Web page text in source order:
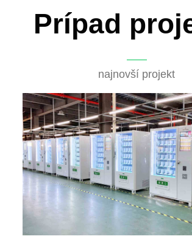
Prípad
najnovší projekt